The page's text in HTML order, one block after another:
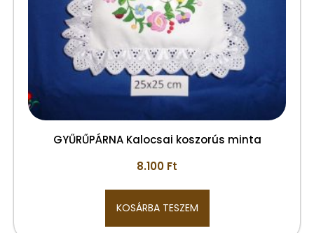
GYŰRŰPÁRNA Kalocsai koszorús minta
8.100 Ft
KOSÁRBA TESZEM